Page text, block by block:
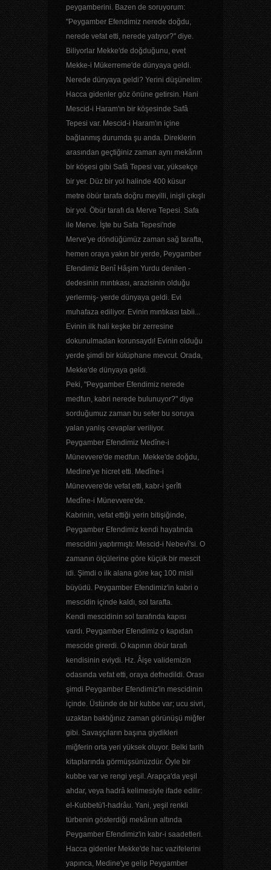
peygamberini. Bazen de soruyorum:
"Peygamber Efendimiz nerede doğdu,
nerede vefat etti, nerede yatıyor?" diye.
Biliyorlar Mekke'de doğduğunu, evet
Mekke-i Mükerreme'de dünyaya geldi.
Nerede dünyaya geldi? Yerini düşünelim:
Hacca gidenler göz önüne getirsin. Hani
Mescid-i Haram'ın bir köşesinde Safâ
Tepesi var. Mescid-i Haram'ın içine
bağlanmış durumda şu anda. Direklerin
arasından geçtiğiniz zaman aynı mekânın
bir köşesi gibi Safâ Tepesi var, yüksekçe
bir yer. Düz bir yol halinde 400 küsur
metre öbür tarafa doğru meyilli, inişli çıkışlı
bir yol. Öbür tarafı da Merve Tepesi. Safa
ile Merve. İşte bu Safa Tepesi'nde
Merve'ye döndüğümüz zaman sağ tarafta,
hemen oraya yakın bir yerde, Peygamber
Efendimiz Benî Hâşim Yurdu denilen -
dedesinin mıntıkası, arazisinin olduğu
yerlermiş- yerde dünyaya geldi. Evi
muhafaza ediliyor. Evinin mıntıkası tabii...
Evinin ilk hali keşke bir zerresine
dokunulmadan korunsaydı! Evinin olduğu
yerde şimdi bir kütüphane mevcut. Orada,
Mekke'de dünyaya geldi.
Peki, "Peygamber Efendimiz nerede
medfun, kabri nerede bulunuyor?" diye
sorduğumuz zaman bu sefer bu soruya
yalan yanlış cevaplar veriliyor.
Peygamber Efendimiz Medîne-i
Münevvere'de medfun. Mekke'de doğdu,
Medine'ye hicret etti. Medîne-i
Münevvere'de vefat etti, kabr-i şerîfi
Medîne-i Münevvere'de.
Kabrinin, vefat ettiği yerin bitişiğinde,
Peygamber Efendimiz kendi hayatında
mescidini yaptırmıştı: Mescid-i Nebevî'si. O
zamanın ölçülerine göre küçük bir mescit
idi. Şimdi o ilk alana göre kaç 100 misli
büyüdü. Peygamber Efendimiz'in kabri o
mescidin içinde kaldı, sol tarafta.
Kendi mescidinin sol tarafında kapısı
vardı. Peygamber Efendimiz o kapıdan
mescide girerdi. O kapının öbür tarafı
kendisinin eviydi. Hz. Âişe validemizin
odasında vefat etti, oraya defnedildi. Orası
şimdi Peygamber Efendimiz'in mescidinin
içinde. Üstünde de bir kubbe var; ucu sivri,
uzaktan baktığınız zaman görünüşü miğfer
gibi. Savaşçıların başına giydikleri
miğferin orta yeri yüksek oluyor. Belki tarih
kitaplarında görmüşsünüzdür. Öyle bir
kubbe var ve rengi yeşil. Arapça'da yeşil
ahdar, veya hadrâ kelimesiyle ifade edilir:
el-Kubbetü'l-hadrâu. Yani, yeşil renkli
türbenin gösterdiği mekânın altında
Peygamber Efendimiz'in kabr-i saadetleri.
Hacca gidenler Mekke'de hac vazifelerini
yapınca, Medine'ye gelip Peygamber